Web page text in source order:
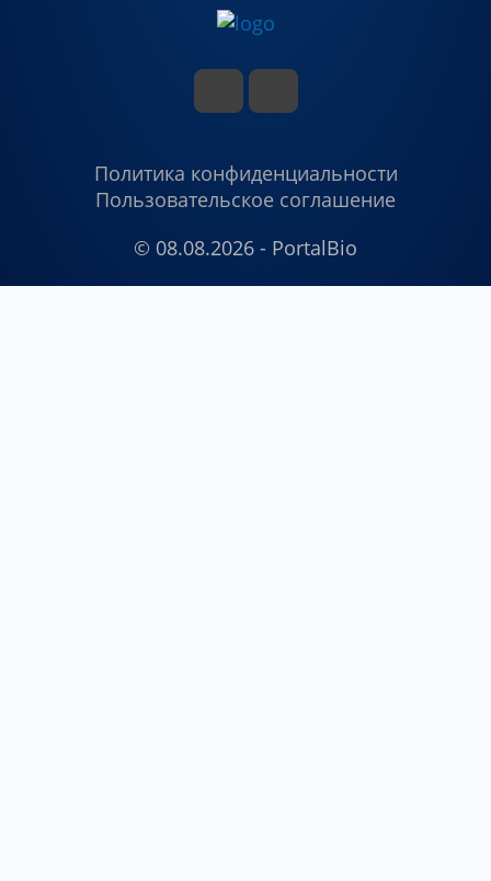
Политика конфиденциальности
Пользовательское соглашение
© 08.08.2026 - PortalBio